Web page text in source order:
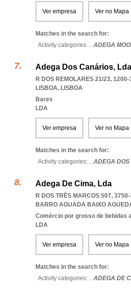
Ver empresa Ver no Mapa
Matches in the search for:
Activity categories: ...ADEGA
Adega Dos Canários, Lda
R DOS REMOLARES 21/23, 1200-
LISBOA, LISBOA
Bares
LDA
Ver empresa Ver no Mapa
Matches in the search for:
Activity categories: ...ADEGA
Adega De Cima, Lda
R DOS TRÊS MARCOS 507,
BARRO AGUADA BAIXO
Comércio por grosso de bebidas
LDA
Ver empresa Ver no Mapa
Matches in the search for:
Activity categories: ...ADEGA DE